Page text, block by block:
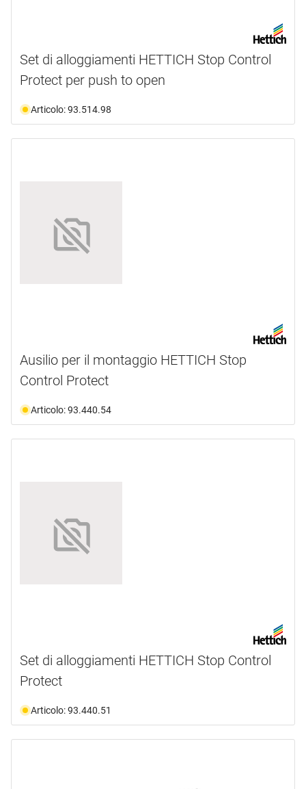
Set di alloggiamenti HETTICH Stop Control
Protect per push to open
Articolo: 93.514.98
Ausilio per il montaggio HETTICH Stop
Control Protect
Articolo: 93.440.54
Set di alloggiamenti HETTICH Stop Control
Protect
Articolo: 93.440.51